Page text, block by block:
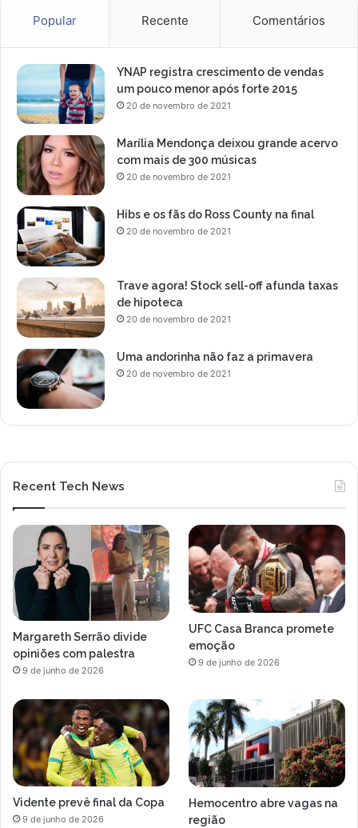
Popular Recente Comentários
YNAP registra crescimento de vendas
um pouco menor após forte 2015
20 de novembro de 2021
Marília Mendonça deixou grande acervo
com mais de 300 músicas
20 de novembro de 2021
Hibs e os fãs do Ross County na final
20 de novembro de 2021
Trave agora! Stock sell-off afunda taxas
de hipoteca
20 de novembro de 2021
Uma andorinha não faz a primavera
20 de novembro de 2021
Recent Tech News
Margareth Serrão divide
opiniões com palestra
9 de junho de 2026
UFC Casa Branca promete
emoção
9 de junho de 2026
Vidente prevê final da Copa
9 de junho de 2026
Hemocentro abre vagas na
região